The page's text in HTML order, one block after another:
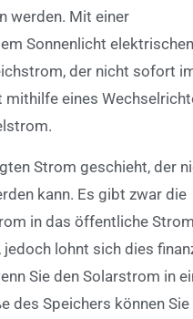
werden. Mit einer
Sonnenlicht
der nicht sofort
eines
Strom geschieht, der
kann. Es gibt zwar die
in das öffentliche
lohnt sich dies
Sie den Solarstrom in
des Speichers können Sie